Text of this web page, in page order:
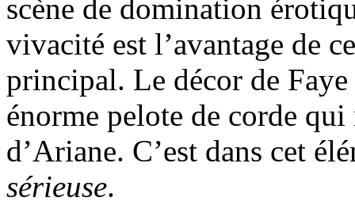
scène de domination
vivacité est l’avantage de
principal. Le décor de Faye
énorme pelote de corde
d’Ariane. C’est dans cet
sérieuse.